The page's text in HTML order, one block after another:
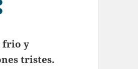
frio y
tristes.